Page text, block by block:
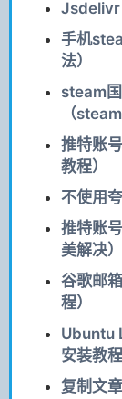
Jsdelivr
手机
法）
steam
（
推特账
教程）
不使用
推特账
美解决）
谷歌邮
程）
Ubuntu
安装教程
复制文